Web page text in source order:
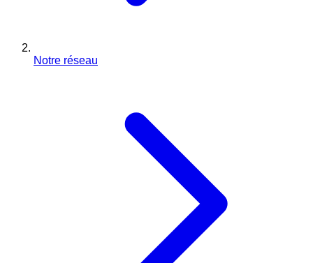
Notre réseau